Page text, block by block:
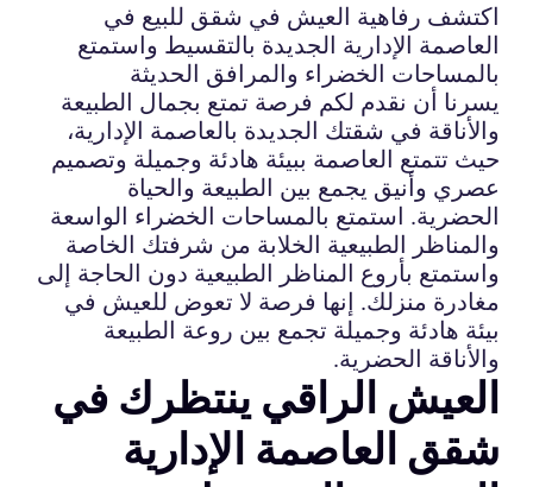
اكتشف رفاهية العيش في شقق للبيع في
العاصمة الإدارية الجديدة بالتقسيط واستمتع
بالمساحات الخضراء والمرافق الحديثة
يسرنا أن نقدم لكم فرصة تمتع بجمال الطبيعة
والأناقة في شقتك الجديدة بالعاصمة الإدارية،
حيث تتمتع العاصمة ببيئة هادئة وجميلة وتصميم
عصري وأنيق يجمع بين الطبيعة والحياة
الحضرية. استمتع بالمساحات الخضراء الواسعة
والمناظر الطبيعية الخلابة من شرفتك الخاصة
واستمتع بأروع المناظر الطبيعية دون الحاجة إلى
مغادرة منزلك. إنها فرصة لا تعوض للعيش في
بيئة هادئة وجميلة تجمع بين روعة الطبيعة
والأناقة الحضرية.
العيش الراقي ينتظرك في
شقق العاصمة الإدارية